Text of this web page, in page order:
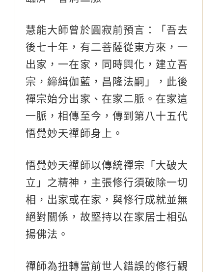
慧能大師曾於圓寂前預言：「吾去
後七十年，有二菩薩從東方來，一
出家，一在家，同時興化，建立吾
宗，締緝伽藍，昌隆法嗣」，此後
禪宗始分出家、在家二脈。在家這
一脈，相傳至今，傳到第八十五代
悟覺妙天禪師身上。
悟覺妙天禪師以傳統禪宗「大破大
立」之精神，主張修行須破除一切
相，出家或在家，與修行成就並無
絕對關係，故堅持以在家居士相弘
揚佛法。
禪師為扭轉當前世人錯誤的修行觀